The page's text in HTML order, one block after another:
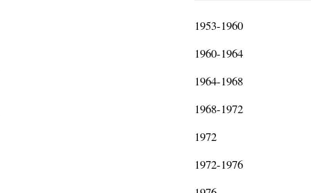
1953-1960
1960-1964
1964-1968
1968-1972
1972
1972-1976